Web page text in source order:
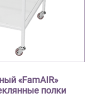
«FamAIR»
полки